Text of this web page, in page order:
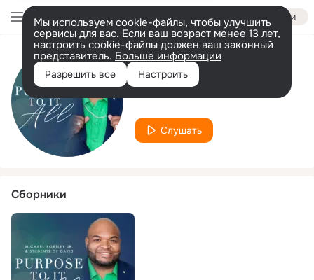
Войти
Мы используем cookie-файлы, чтобы улучшить
сервисы для вас. Если ваш возраст менее 13 лет,
настроить cookie-файлы должен ваш законный
представитель. Больше информации
Разрешить все Настроить
Исполнитель
Students of David
Слушать
Сборники